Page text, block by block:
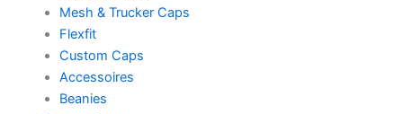
Mesh & Trucker Caps
Flexfit
Custom Caps
Accessoires
Beanies